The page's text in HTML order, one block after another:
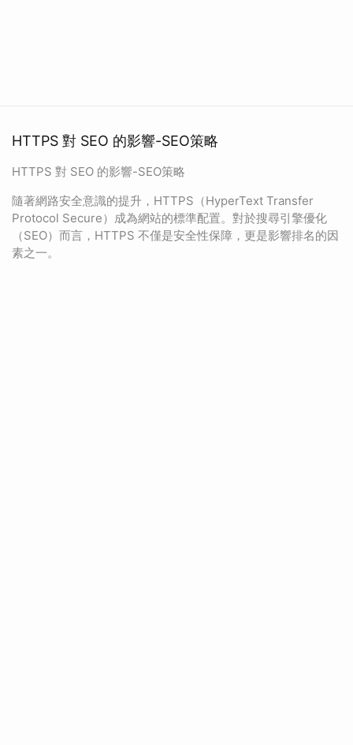
HTTPS 對 SEO 的影響-SEO策略
HTTPS 對 SEO 的影響-SEO策略
隨著網路安全意識的提升，HTTPS（HyperText Transfer
Protocol Secure）成為網站的標準配置。對於搜尋引擎優化
（SEO）而言，HTTPS 不僅是安全性保障，更是影響排名的因
素之一。